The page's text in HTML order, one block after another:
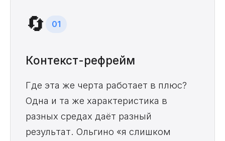
🔄 01
Контекст-рефрейм
Где эта же черта работает в плюс?
Одна и та же характеристика в
разных средах даёт разный
результат. Ольгино «я слишком